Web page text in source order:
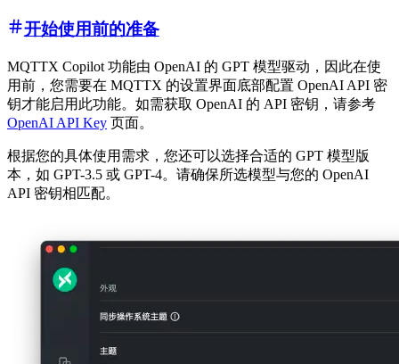
开始使用前的准备
MQTTX Copilot 功能由 OpenAI 的 GPT 模型驱动，因此在使
用前，您需要在 MQTTX 的设置界面底部配置 OpenAI API 密
钥才能启用此功能。如需获取 OpenAI 的 API 密钥，请参考
OpenAI API Key 页面。
根据您的具体使用需求，您还可以选择合适的 GPT 模型版
本，如 GPT-3.5 或 GPT-4。请确保所选模型与您的 OpenAI
API 密钥相匹配。